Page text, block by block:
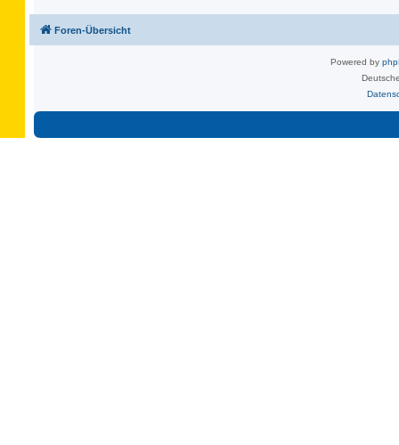
Foren-Übersicht
Powered by